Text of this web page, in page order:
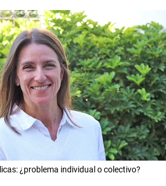
¿problema individual o colectivo?